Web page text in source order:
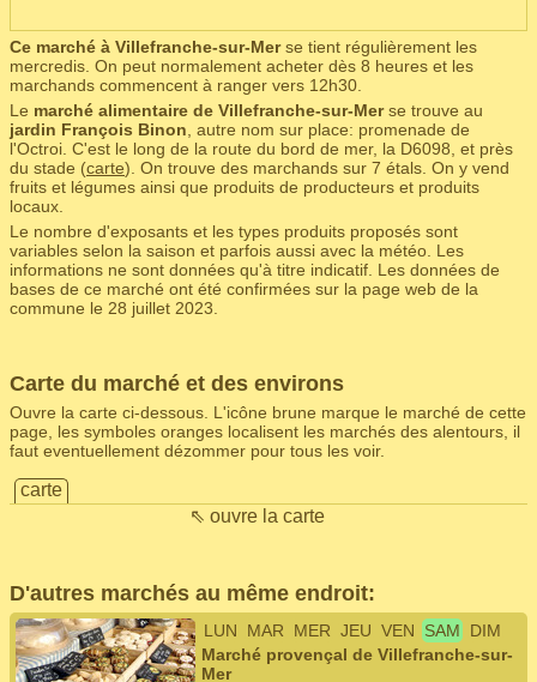
Ce marché à Villefranche-sur-Merse tient régulièrement les
mercredis. On peut normalement acheter dès 8 heures et les
marchands commencent à ranger vers 12h30.
Le marché alimentaire de Villefranche-sur-Merse trouve au
jardin François Binon , autre nom sur place: promenade de
l'Octroi. C'est le long de la route du bord de mer, la D6098, et près
du stade (carte). On trouve des marchands sur 7 étals. On y vend
fruits et légumes ainsi que produits de producteurs et produits
locaux.
Le nombre d'exposants et les types produits proposés sont
variables selon la saison et parfois aussi avec la météo. Les
informations ne sont données qu'à titre indicatif. Les données de
bases de ce marché ont été confirmées sur la page web de la
commune le 28 juillet 2023.
Carte du marché et des environs
Ouvre la carte ci-dessous. L'icône brune marque le marché de cette
page, les symboles oranges localisent les marchés des alentours, il
faut eventuellement dézommer pour tous les voir.
carte
⇖ ouvre la carte
D'autres marchés au même endroit:
LUN MAR MER JEU VEN SAM
DIM
Marché provençal de Villefranche-sur-
Mer